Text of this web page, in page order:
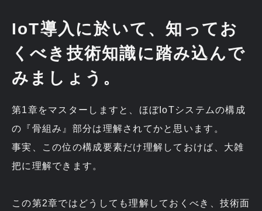
IoT導入に於いて、知ってお
くべき技術知識に踏み込んで
みましょう。
第1章をマスターしますと、ほぼIoTシステムの構成
の『骨組み』部分は理解されてかと思います。
事実、この位の構成要素だけ理解しておけば、大雑
把に理解できます。
この第2章ではどうしても理解しておくべき、技術面